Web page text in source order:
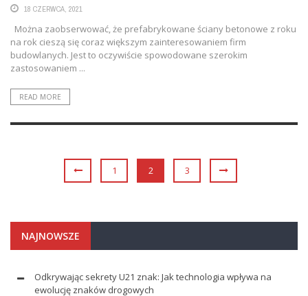
18 CZERWCA, 2021
Można zaobserwować, że prefabrykowane ściany betonowe z roku
na rok cieszą się coraz większym zainteresowaniem firm
budowlanych. Jest to oczywiście spowodowane szerokim
zastosowaniem ...
READ MORE
1 2 3
NAJNOWSZE
Odkrywając sekrety U21 znak: Jak technologia wpływa na
ewolucję znaków drogowych